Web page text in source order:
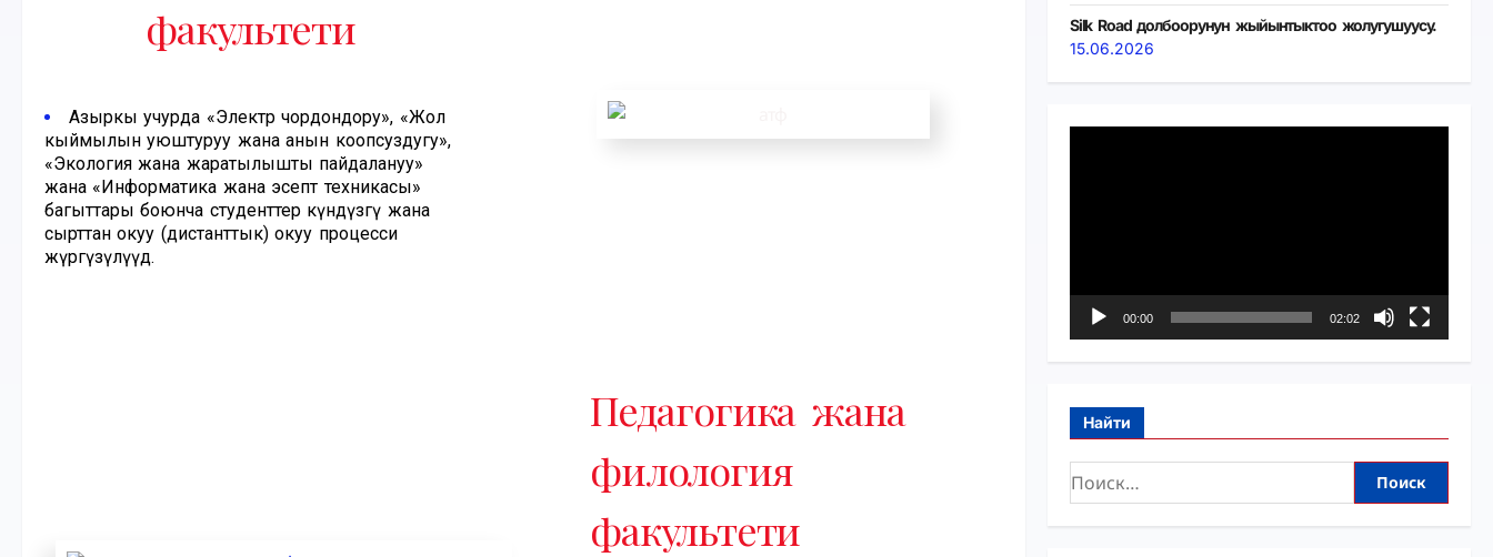
факультети
Азыркы учурда «Электр чордондору», «Жол
кыймылын уюштуруу жана анын коопсуздугу»,
«Экология жана жаратылышты пайдалануу»
жана «Информатика жана эсептөө техникасы»
багыттары боюнча студенттер күндүзгү жана
сырттан окуу (дистанттык) окуу процесси
жүргүзүлүүдө.
Педагогика жана
филология
факультети
Silk Road долбоорунун жыйынтыктоо жолугушуусу.
15.06.2026
00:00 02:02
Найти